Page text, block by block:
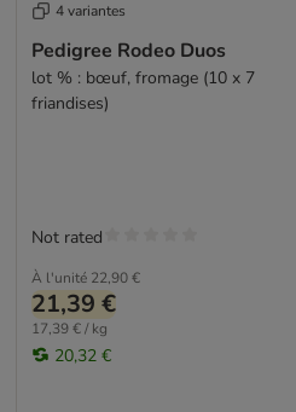
4 variantes
Pedigree Rodeo Duos
lot % : bœuf, fromage (10 x 7
friandises)
À l'unité 22,90 €
21,39 €
17,39 € / kg
20,32 €
Not rated